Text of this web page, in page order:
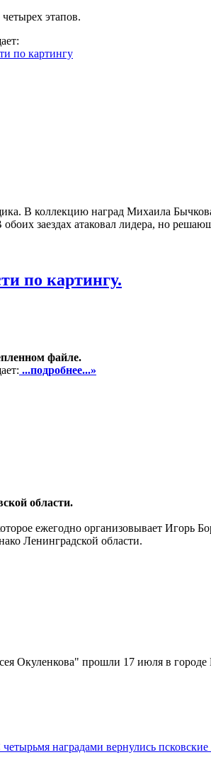
этапов.
по картингу
В коллекцию наград Михаила
заездах атаковал лидера, но
по картингу.
файле.
...подробнее...»
области.
ежегодно организовывает Игорь
Ленинградской области.
Окуленкова" прошли 17 июля в городе
наградами вернулись